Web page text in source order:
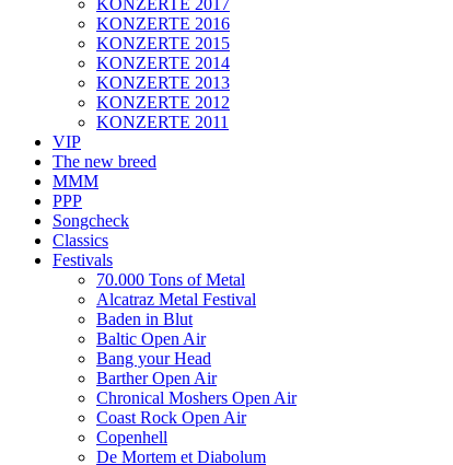
KONZERTE 2017
KONZERTE 2016
KONZERTE 2015
KONZERTE 2014
KONZERTE 2013
KONZERTE 2012
KONZERTE 2011
VIP
The new breed
MMM
PPP
Songcheck
Classics
Festivals
70.000 Tons of Metal
Alcatraz Metal Festival
Baden in Blut
Baltic Open Air
Bang your Head
Barther Open Air
Chronical Moshers Open Air
Coast Rock Open Air
Copenhell
De Mortem et Diabolum